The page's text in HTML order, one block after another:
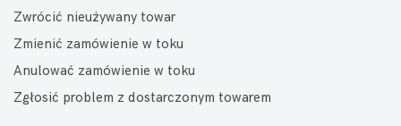
Zwrócić nieużywany towar
Zmienić zamówienie w toku
Anulować zamówienie w toku
Zgłosić problem z dostarczonym towarem